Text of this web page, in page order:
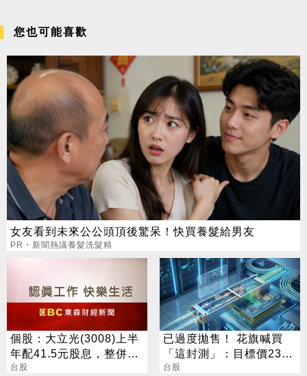
您也可能喜歡
女友看到未來公公頭頂後驚呆！快買養髮給男友
PR・新聞熱議養髮洗髮精
個股：大立光(3008)上半
年配41.5元股息，整併大
陽科技為100%子公司
台股
已過度拋售！ 花旗喊買
「這封測」：目標價230
元
台股